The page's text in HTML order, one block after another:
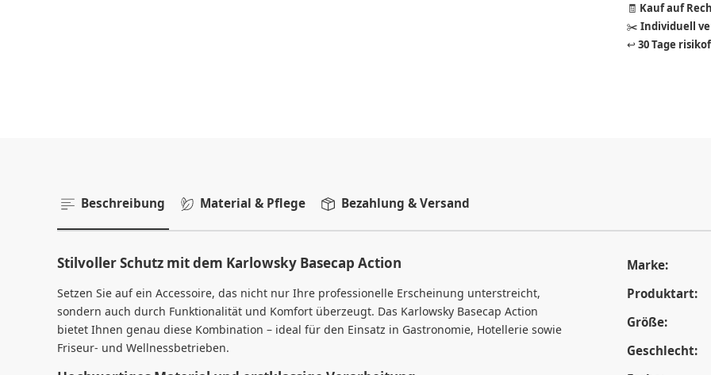
🧾 Kauf auf
✂️ Individuell
↩️ 30 Tage
Beschreibung Material & Pflege Bezahlung & Versand
Stilvoller Schutz mit dem Karlowsky Basecap Action
Setzen Sie auf ein Accessoire, das nicht nur Ihre professionelle Erscheinung unterstreicht,
sondern auch durch Funktionalität und Komfort überzeugt. Das Karlowsky Basecap Action
bietet Ihnen genau diese Kombination – ideal für den Einsatz in Gastronomie, Hotellerie sowie
Friseur- und Wellnessbetrieben.
Marke:
Produktart:
Größe:
Geschlecht: